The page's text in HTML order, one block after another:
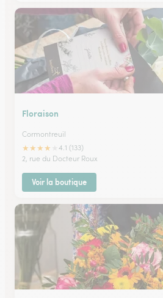
Floraison
Cormontreuil
★★★★
4.1 (133)
2, rue du Docteur Roux
Voir la boutique